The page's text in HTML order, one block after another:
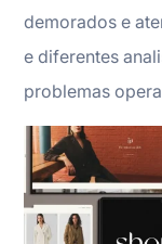
demorados e
e diferentes
problemas